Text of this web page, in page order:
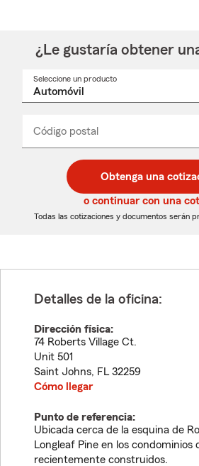
¿Le gustaría obtener
Seleccione un producto
desplegable
Código postal
de
5
dígitos
de
5
dígitos
_____
Obtenga una
o continuar con una
Todas las cotizaciones y documentos serán
Detalles de la oficina:
Dirección física:
74 Roberts Village Ct.
Unit 501
Saint Johns, FL 32259
Cómo llegar
Punto de referencia:
Ubicada cerca de la esquina de
Longleaf Pine en los condominios
recientemente construidos.